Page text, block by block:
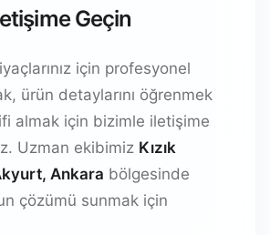
Geçin
için profesyonel
ürün detaylarını öğrenmek
almak için bizimle iletişime
Uzman ekibimiz Kızık
Ankara bölgesinde
çözümü sunmak için